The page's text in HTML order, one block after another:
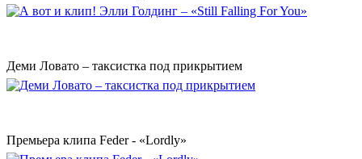
Деми Ловато – таксистка под прикрытием
Премьера клипа Feder - «Lordly»